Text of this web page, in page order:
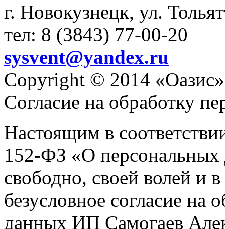
г. Новокузнецк, ул.
тел: 8 (3843) 77-00-20
sysvent@yandex.ru
Copyright © 2014 «Оазис»
Согласие на обработку
Настоящим в
152-ФЗ «О персональных
свободно, своей волей и
безусловное согласие на
данных ИП Самогаев